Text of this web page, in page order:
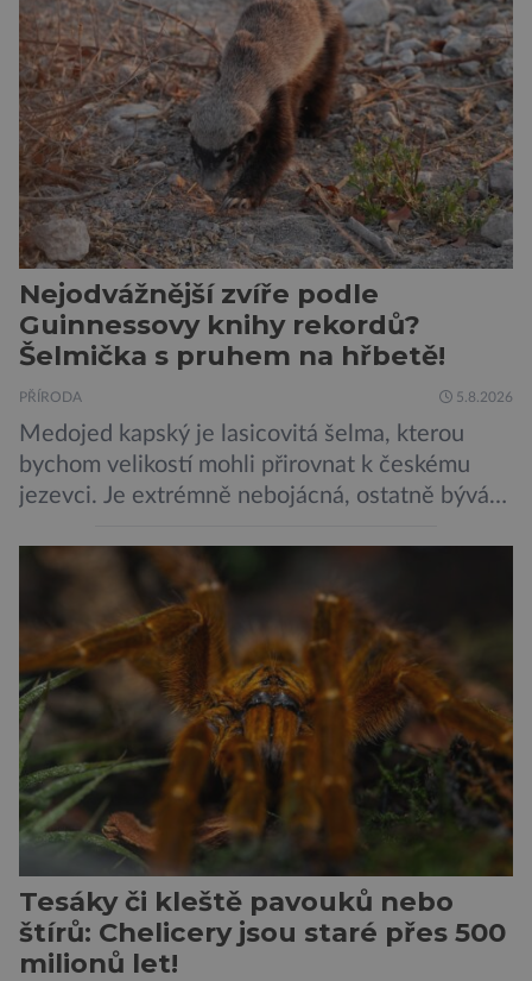
zajímavější. Rostliny totiž dokážou své okolí
vnímat prostřednictvím mechanických podnětů
a samy také vydávají zvuky […]
Nejodvážnější zvíře podle
Guinnessovy knihy rekordů?
Šelmička s pruhem na hřbetě!
PŘÍRODA 5.8.2026
Medojed kapský je lasicovitá šelma, kterou
bychom velikostí mohli přirovnat k českému
jezevci. Je extrémně nebojácná, ostatně bývá
této souvislosti je dokonce zapsána do
Guinnessovy knihy rekordů. Navzdory svému
názvu nežije pouze v jižní Africe, ale domovem
je mu valná část černého kontinentu a
vyskytuje se rovněž v oblastech […]
Tesáky či kleště pavouků nebo
štírů: Chelicery jsou staré přes 500
milionů let!